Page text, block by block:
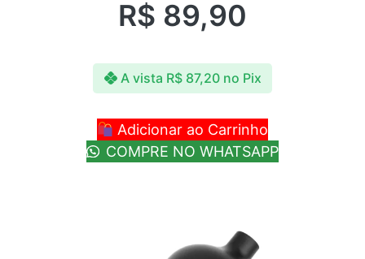
R$ 89,90
A vista R$87,20 no Pix
Adicionar ao Carrinho
COMPRE NO WHATSAPP